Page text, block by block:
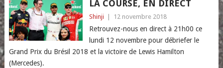
LA COURSE, EN DIRECT
Shinji 12 novembre 2018
Retrouvez-nous en direct à 21h00 ce
lundi 12 novembre pour débriefer le
Grand Prix du Brésil 2018 et la victoire de Lewis Hamilton
(Mercedes).